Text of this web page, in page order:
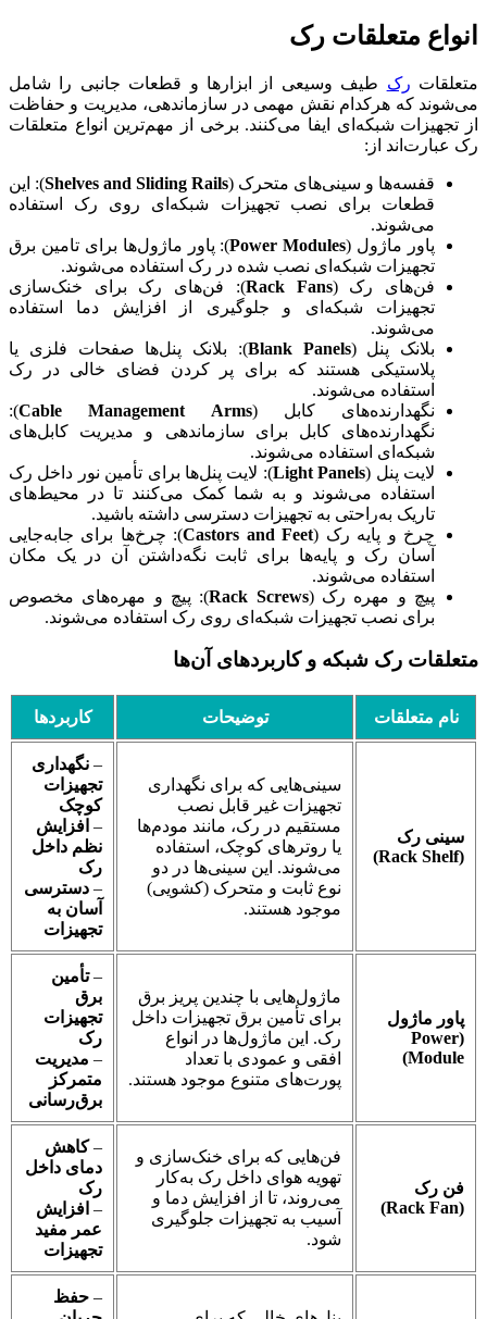
انواع متعلقات رک
متعلقات رک طیف وسیعی از ابزارها و قطعات جانبی را شامل
می‌شوند که هرکدام نقش مهمی در سازماندهی، مدیریت و حفاظت
از تجهیزات شبکه‌ای ایفا می‌کنند. برخی از مهم‌ترین انواع متعلقات
رک عبارت‌اند از:
قفسه‌ها و سینی‌های متحرک (Shelves and Sliding Rails): این
قطعات برای نصب تجهیزات شبکه‌ای روی رک استفاده
می‌شوند.
پاور ماژول (Power Modules): پاور ماژول‌ها برای تامین برق
تجهیزات شبکه‌ای نصب شده در رک استفاده می‌شوند.
فن‌های رک (Rack Fans): فن‌های رک برای خنک‌سازی
تجهیزات شبکه‌ای و جلوگیری از افزایش دما استفاده
می‌شوند.
بلانک پنل (Blank Panels): بلانک پنل‌ها صفحات فلزی یا
پلاستیکی هستند که برای پر کردن فضای خالی در رک
استفاده می‌شوند.
نگهدارنده‌های کابل (Cable Management Arms
):
نگهدارنده‌های کابل برای سازماندهی و مدیریت کابل‌های
شبکه‌ای استفاده می‌شوند.
لایت پنل (Light Panels): لایت پنل‌ها برای تأمین نور داخل رک
استفاده می‌شوند و به شما کمک می‌کنند تا در محیط‌های
تاریک به‌راحتی به تجهیزات دسترسی داشته باشید.
چرخ و پایه رک (Castors and Feet): چرخ‌ها برای جابه‌جایی
آسان رک و پایه‌ها برای ثابت نگه‌داشتن آن در یک مکان
استفاده می‌شوند.
پیچ و مهره رک (Rack Screws): پیچ و مهره‌های مخصوص
برای نصب تجهیزات شبکه‌ای روی رک استفاده می‌شوند.
متعلقات رک شبکه و کاربردهای آن‌ها
نام متعلقات توضیحات کاربردها
سینی رک
(Rack Shelf)
سینی‌هایی که برای نگهداری
تجهیزات غیر قابل نصب
مستقیم در رک، مانند مودم‌ها
یا روترهای کوچک، استفاده
می‌شوند. این سینی‌ها در دو
نوع ثابت و متحرک (کشویی)
موجود هستند.
– نگهداری
تجهیزات
کوچک
– افزایش
نظم داخل
رک
– دسترسی
آسان به
تجهیزات
پاور ماژول
(Power
Module)
ماژول‌هایی با چندین پریز برق
برای تأمین برق تجهیزات داخل
رک. این ماژول‌ها در انواع
افقی و عمودی با تعداد
پورت‌های متنوع موجود هستند.
–تأمین
برق
تجهیزات
رک
– مدیریت
متمرکز
برق‌رسانی
فن رک
(Rack Fan)
فن‌هایی که برای خنک‌سازی و
تهویه هوای داخل رک به‌کار
می‌روند، تا از افزایش دما و
آسیب به تجهیزات جلوگیری
شود.
–کاهش
دمای داخل
رک
– افزایش
عمر مفید
تجهیزات
– حفظ